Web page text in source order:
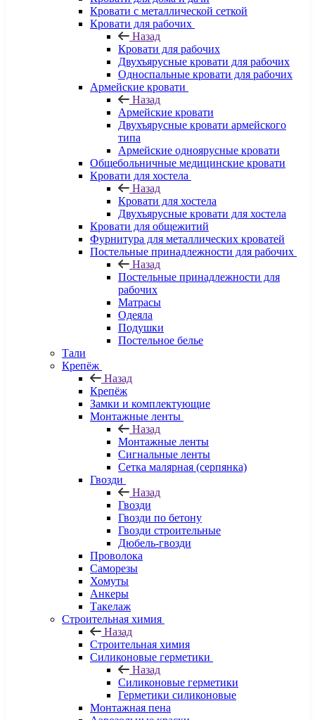
Кровати с металлической сеткой
Кровати для рабочих
Назад
Кровати для рабочих
Двухъярусные кровати для рабочих
Односпальные кровати для рабочих
Армейские кровати
Назад
Армейские кровати
Двухъярусные кровати армейского
типа
Армейские одноярусные кровати
Общебольничные медицинские кровати
Кровати для хостела
Назад
Кровати для хостела
Двухъярусные кровати для хостела
Кровати для общежитий
Фурнитура для металлических кроватей
Постельные принадлежности для рабочих
Назад
Постельные принадлежности для
рабочих
Матрасы
Одеяла
Подушки
Постельное белье
Тали
Крепёж
Назад
Крепёж
Замки и комплектующие
Монтажные ленты
Назад
Монтажные ленты
Сигнальные ленты
Сетка малярная (серпянка)
Гвозди
Назад
Гвозди
Гвозди по бетону
Гвозди строительные
Дюбель-гвозди
Проволока
Саморезы
Хомуты
Анкеры
Такелаж
Строительная химия
Назад
Строительная химия
Силиконовые герметики
Назад
Силиконовые герметики
Герметики силиконовые
Монтажная пена